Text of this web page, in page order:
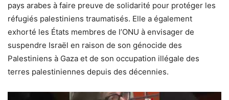
pays arabes à faire preuve de solidarité pour protéger les
réfugiés palestiniens traumatisés. Elle a également
exhorté les États membres de l’ONU à envisager de
suspendre Israël en raison de son génocide des
Palestiniens à Gaza et de son occupation illégale des
terres palestiniennes depuis des décennies.